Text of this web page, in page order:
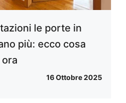
le porte in
più: ecco cosa
16 Ottobre 2025